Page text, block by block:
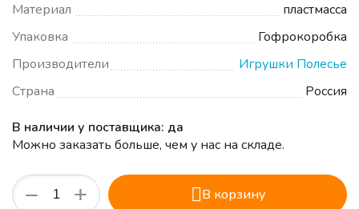
Материал
пластмасса
Упаковка
Гофрокоробка
Производители
Игрушки Полесье
Страна
Россия
В наличии у поставщика: да
Можно заказать больше, чем у нас на складе.
+
− В корзину